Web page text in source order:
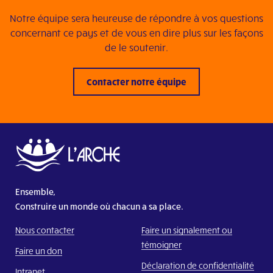
L’Arche Benediktus
Visitez le site Web
De Ark Antwerpen
Visitez le site Web
De Ark Gent vzw
Visitez le site Web
Notre équipe sera heureuse de répondre à vos questions
concernant ce pays et de vous en dire plus sur les façons
de le soutenir.
Contacter notre équipe
Ensemble,
Construire un monde où chacun a sa place.
Nous contacter
Faire un don
Faire un signalement ou
témoigner
Déclaration de confidentialité